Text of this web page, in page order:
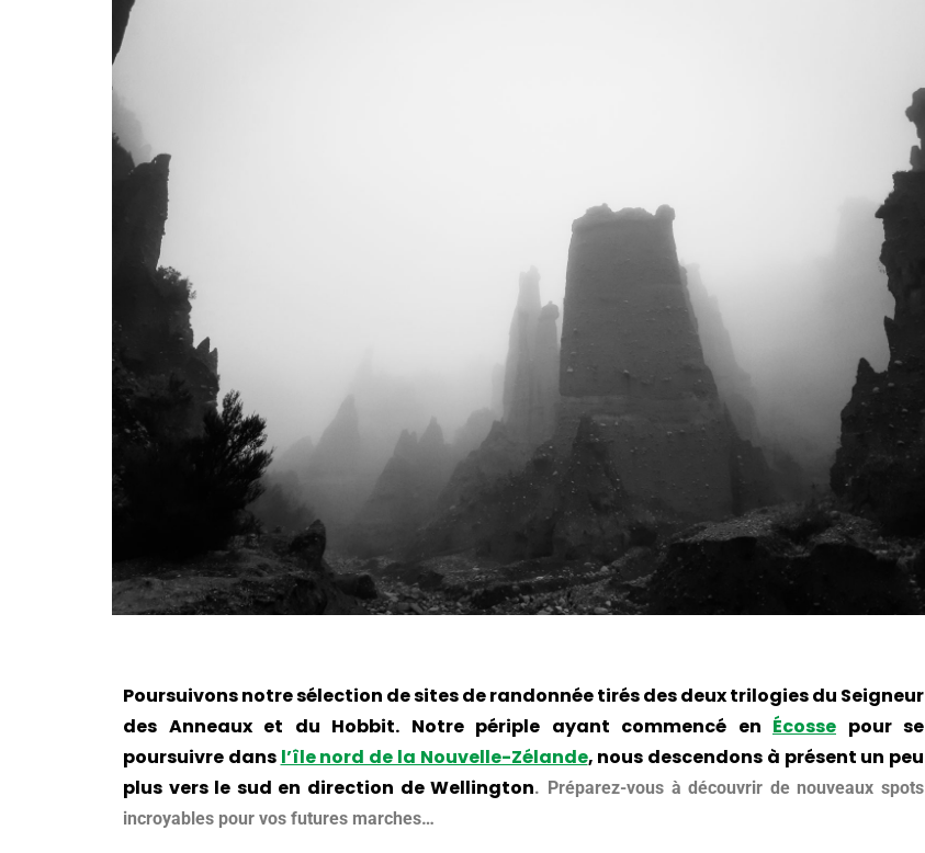
Vénerie
Voyages de chasse
Olivier PANGAULT
Gérald SOLIGNY
Philippe VIBOUD
Poursuivons notre sélection de sites de randonnée tirés des deux trilogies du Seigneur
des Anneaux et du Hobbit. Notre périple ayant commencé en Écosse pour se
poursuivre dans l’île nord de la Nouvelle-Zélande, nous descendons à présent un peu
plus vers le sud en direction de Wellington. Préparez-vous à découvrir de nouveaux spots
incroyables pour vos futures marches…